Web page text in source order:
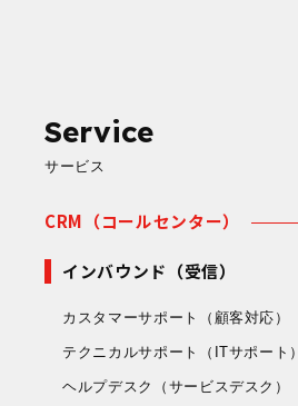
Service
サービス
CRM（コールセンター）
インバウンド（受信）
カスタマーサポート （顧客対応）
テクニカルサポート （ITサポート）
ヘルプデスク （サービスデスク）